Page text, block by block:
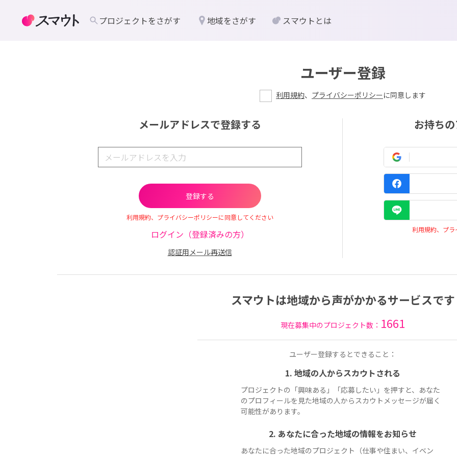
ユーザー登録
利用規約、 プライバシーポリシーに同意します
メールアドレスで登録する
利用規約、プライバシーポリシーに同意してください
ログイン（登録済みの方）
認証用メール再送信
お持ち
利用規約、プ
スマウトは地域から声がかかるサービスです
現在募集中のプロジェクト数： 1661
ユーザー登録するとできること：
1. 地域の人からスカウトされる
プロジェクトの「興味ある」「応募したい」を押すと、あなた
のプロフィールを見た地域の人からスカウトメッセージが届く
可能性があります。
2. あなたに合った地域の情報をお知らせ
あなたに合った地域のプロジェクト（仕事や住まい、イベン
プロジェクトをさがす 地域をさがす スマウトとは